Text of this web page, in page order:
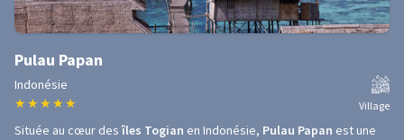
Pulau Papan
Indonésie
★ ★ ★ ★ ★ Village
Située au cœur desîles Togian en Indonésie, Pulau Papan est une